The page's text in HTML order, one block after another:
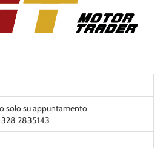
solo su appuntamento
328 2835143